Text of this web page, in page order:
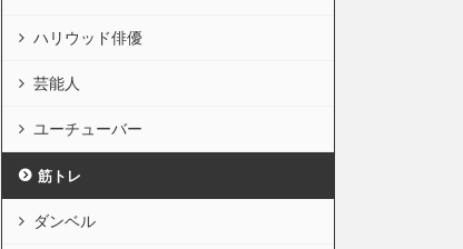
ハリウッド俳優
芸能人
ユーチューバー
筋トレ
ダンベル